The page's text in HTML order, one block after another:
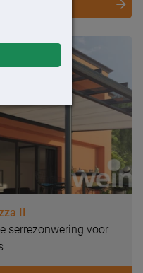
II
serrezonwering voor